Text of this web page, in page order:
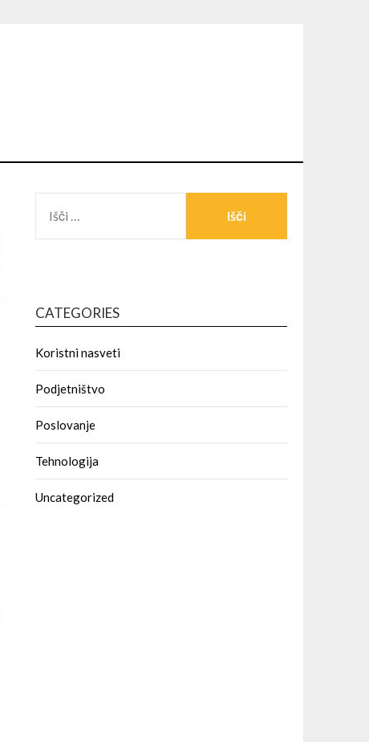
CATEGORIES
Koristni nasveti
Podjetništvo
Poslovanje
Tehnologija
Uncategorized